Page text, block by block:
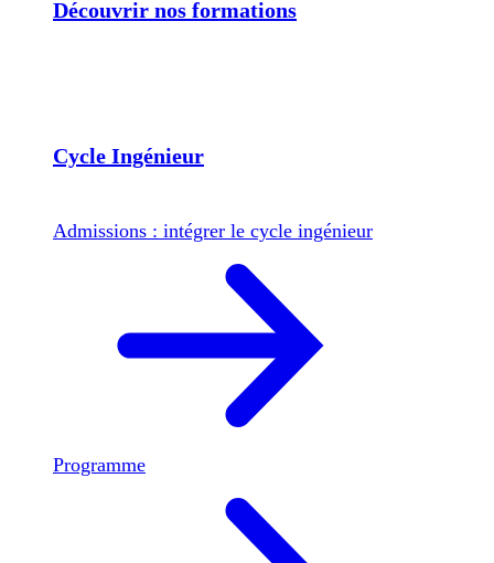
Découvrir nos formations
Cycle Ingénieur
Admissions : intégrer le cycle ingénieur
Programme